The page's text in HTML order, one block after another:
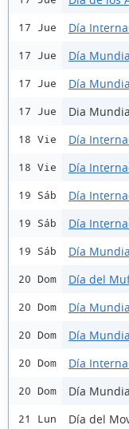
17 Jue Día
17 Jue Día
17 Jue Día
17 Jue Dia
18 Vie Día
18 Vie Día
19 Sáb Día
19 Sáb Día
19 Sáb Día
20 Dom Día del
20 Dom Día
20 Dom Día
20 Dom Día
20 Dom Día
21 Lun Día del